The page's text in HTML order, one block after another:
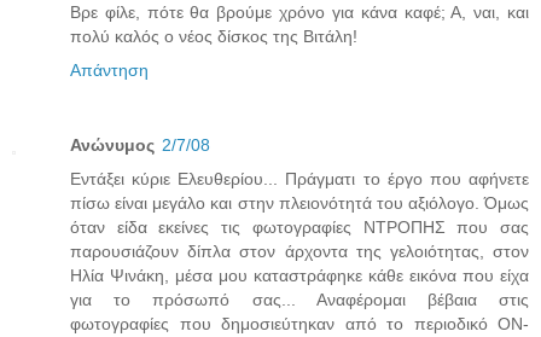
Βρε φίλε, πότε θα βρούμε χρόνο για κάνα καφέ; Α, ναι, και
πολύ καλός ο νέος δίσκος της Βιτάλη!
Απάντηση
Ανώνυμος 2/7/08
Εντάξει κύριε Ελευθερίου... Πράγματι το έργο που αφήνετε
πίσω είναι μεγάλο και στην πλειονότητά του αξιόλογο. Όμως
όταν είδα εκείνες τις φωτογραφίες ΝΤΡΟΠΗΣ που σας
παρουσιάζουν δίπλα στον άρχοντα της γελοιότητας, στον
Ηλία Ψινάκη, μέσα μου καταστράφηκε κάθε εικόνα που είχα
για το πρόσωπό σας... Αναφέρομαι βέβαια στις
φωτογραφίες που δημοσιεύτηκαν από το περιοδικό ΟΝ-